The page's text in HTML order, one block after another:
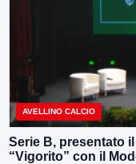
AVELLINO CALCIO
Serie B, presentato
“Vigorito” con il